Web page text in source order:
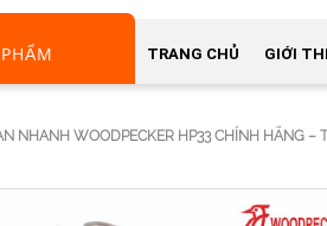
TRANG CHỦ GIỚI
NHANH WOODPECKER HP33 CHÍNH HÃNG